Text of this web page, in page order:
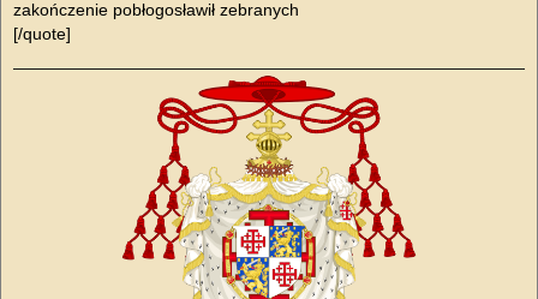
zakończenie pobłogosławił zebranych
[/quote]